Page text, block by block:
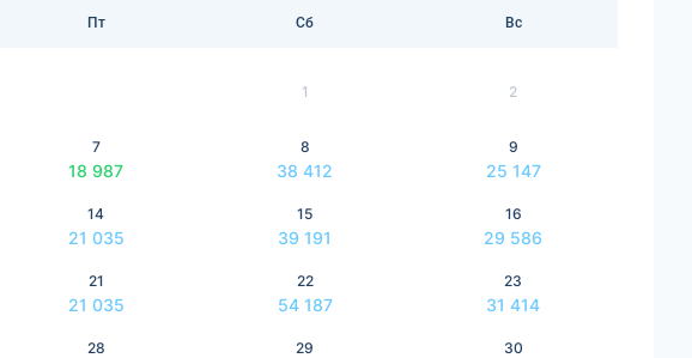
Пт Сб Вс
1 2
7
18 987
8
38 412
9
25 147
14
21 035
15
39 191
16
29 586
21
21 035
22
54 187
23
31 414
28 29 30